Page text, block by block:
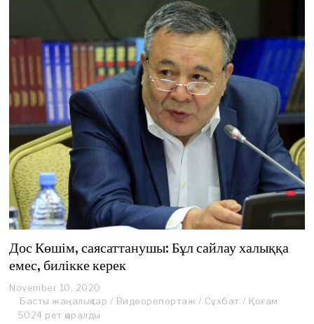
0
Дос Көшім, саясаттанушы: Бұл сайлау халыққа
емес, билікке керек
November 10, 2020
o
Басты жаңалықтар / Видеорепортаж / Сұхбат / Қоғам
5024 рет қаралды